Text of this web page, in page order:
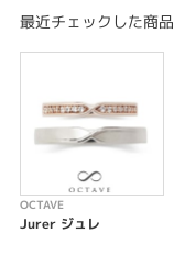
最近チェックした商品
OCTAVE
Jurer ジュレ